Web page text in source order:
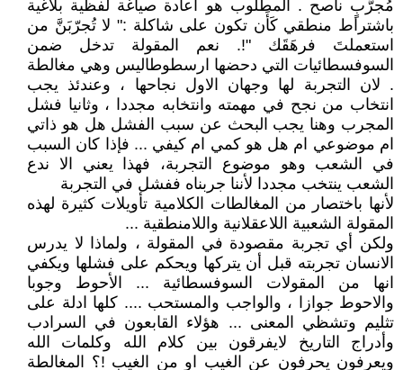
مُجرَّبٍ ناصح . المطلوب هو اعادة صياغة لفظية بلاغية
باشتراط منطقي كَأَن تكون على شاكلة :" لا تُجرّبَنَّ من
استعملتَ فرهَقَك "!. نعم المقولة تدخل ضمن
السوفسطائيات التي دحضها ارسطوطاليس وهي مغالطة
. لان التجربة لها وجهان الاول نجاحها ، وعندئذ يجب
انتخاب من نجح في مهمته وانتخابه مجددا ، وثانيا فشل
المجرب وهنا يجب البحث عن سبب الفشل هل هو ذاتي
ام موضوعي ام هل هو كمي ام كيفي ... فإذا كان السبب
في الشعب وهو موضوع التجربة، فهذا يعني الا ندع
الشعب ينتخب مجددا لأننا جربناه ففشل في التجربة
لأنها باختصار من المغالطات الكلامية تأويلات كثيرة لهذه
المقولة الشعبية اللاعقلانية واللامنطقية ...
ولكن أي تجربة مقصودة في المقولة ، ولماذا لا يدرس
الانسان تجربته قبل أن يتركها ويحكم على فشلها ويكفي
انها من المقولات السوفسطائية ... الأحوط وجوبا
والاحوط جوازا ، والواجب والمستحب .... كلها ادلة على
تثليم وتشظي المعنى ... هؤلاء القابعون في السرادب
وأدراج التاريخ لايفرقون بين كلام الله وكلمات الله
ويعرفون يحرفون عن الغيب او من الغيب !؟ المغالطة